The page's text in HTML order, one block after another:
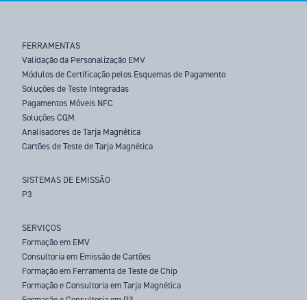
FERRAMENTAS
Validação da Personalização EMV
Módulos de Certificação pelos Esquemas de Pagamento
Soluções de Teste Integradas
Pagamentos Móveis NFC
Soluções CQM
Analisadores de Tarja Magnética
Cartões de Teste de Tarja Magnética
SISTEMAS DE EMISSÃO
P3
SERVIÇOS
Formação em EMV
Consultoria em Emissão de Cartões
Formação em Ferramenta de Teste de Chip
Formação e Consultoria em Tarja Magnética